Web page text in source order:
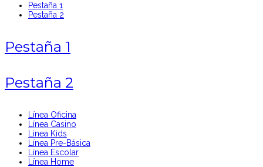
Pestaña 1
Pestaña 2
Pestaña 1
Pestaña 2
Línea Oficina
Línea Casino
Linea Kids
Línea Pre-Básica
Línea Escolar
Línea Home